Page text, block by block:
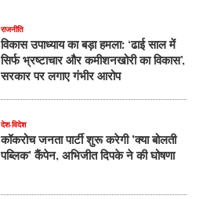
राजनीति
विकास उपाध्याय का बड़ा हमला: ‘ढाई साल में
सिर्फ भ्रष्टाचार और कमीशनखोरी का विकास’,
सरकार पर लगाए गंभीर आरोप
देश-विदेश
कॉकरोच जनता पार्टी शुरू करेगी 'क्या बोलती
पब्लिक' कैंपेन, अभिजीत दिपके ने की घोषणा